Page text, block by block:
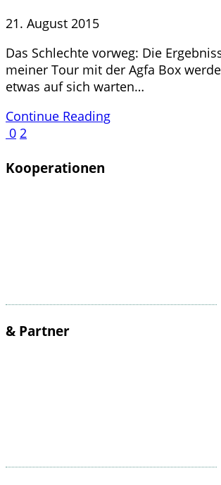
21. August 2015
Das Schlechte vorweg: Die
meiner Tour mit der Agfa Box
etwas auf sich warten…
Continue Reading
0 2
Kooperationen
& Partner